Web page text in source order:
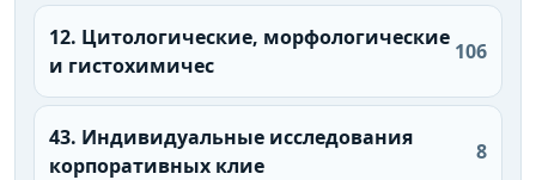
12. Цитологические, морфологические
и гистохимичес
106
43. Индивидуальные исследования
корпоративных клие
8